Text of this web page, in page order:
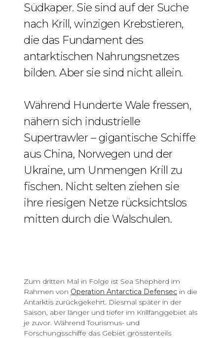
Südkaper. Sie sind auf der Suche
nach Krill, winzigen Krebstieren,
die das Fundament des
antarktischen Nahrungsnetzes
bilden. Aber sie sind nicht allein.
Während Hunderte Wale fressen,
nähern sich industrielle
Supertrawler – gigantische Schiffe
aus China, Norwegen und der
Ukraine, um Unmengen Krill zu
fischen. Nicht selten ziehen sie
ihre riesigen Netze rücksichtslos
mitten durch die Walschulen.
Zum dritten Mal in Folge ist Sea Shepherd im
Rahmen von Operation Antarctica Defensec in die
Antarktis zurückgekehrt. Diesmal später in der
Saison, aber länger und tiefer im Krillfanggebiet als
je zuvor. Während Tourismus- und
Forschungsschiffe das Gebiet grösstenteils